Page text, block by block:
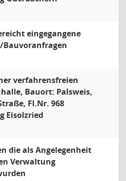
eingegangene
Bauvoranfragen
verfahrensfreien
Bauort: Palsweis,
Fl.Nr. 968
Eisolzried
die als Angelegenheit
Verwaltung